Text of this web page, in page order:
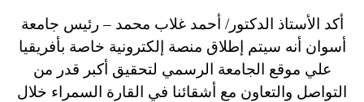
أكد الأستاذ الدكتور/ أحمد غلاب محمد – رئيس جامعة
أسوان أنه سيتم إطلاق منصة إلكترونية خاصة بأفريقيا
علي موقع الجامعة الرسمي لتحقيق أكبر قدر من
التواصل والتعاون مع أشقائنا في القارة السمراء خلال